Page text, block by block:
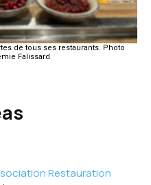
de tous ses restaurants. Photo
Falissard
Restauration